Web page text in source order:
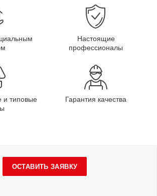
Настоящие
профессионалы
и типовые
Гарантия качества
ОСТАВИТЬ ЗАЯВКУ